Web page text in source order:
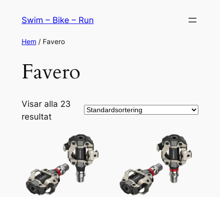
Swim – Bike – Run
Hem/ Favero
Favero
Visar alla 23
resultat